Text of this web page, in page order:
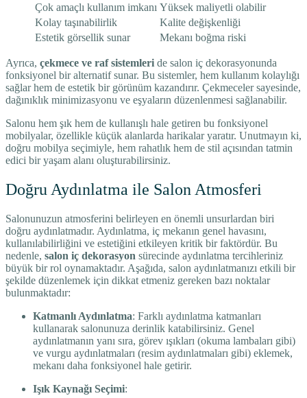
Çok amaçlı kullanım imkanı Yüksek maliyetli olabilir
Kolay taşınabilirlik
Kalite değişkenliği
Estetik görsellik sunar
Mekanı boğma riski
Ayrıca, çekmece ve raf sistemleri de salon iç dekorasyonunda
fonksiyonel bir alternatif sunar. Bu sistemler, hem kullanım kolaylığı
sağlar hem de estetik bir görünüm kazandırır. Çekmeceler sayesinde,
dağınıklık minimizasyonu ve eşyaların düzenlenmesi sağlanabilir.
Salonu hem şık hem de kullanışlı hale getiren bu fonksiyonel
mobilyalar, özellikle küçük alanlarda harikalar yaratır. Unutmayın ki,
doğru mobilya seçimiyle, hem rahatlık hem de stil açısından tatmin
edici bir yaşam alanı oluşturabilirsiniz.
Doğru Aydınlatma ile Salon Atmosferi
Salonunuzun atmosferini belirleyen en önemli unsurlardan biri
doğru aydınlatmadır. Aydınlatma, iç mekanın genel havasını,
kullanılabilirliğini ve estetiğini etkileyen kritik bir faktördür. Bu
nedenle, salon iç dekorasyon sürecinde aydınlatma tercihleriniz
büyük bir rol oynamaktadır. Aşağıda, salon aydınlatmanızı etkili bir
şekilde düzenlemek için dikkat etmeniz gereken bazı noktalar
bulunmaktadır:
Katmanlı Aydınlatma: Farklı aydınlatma katmanları
kullanarak salonunuza derinlik katabilirsiniz. Genel
aydınlatmanın yanı sıra, görev ışıkları (okuma lambaları gibi)
ve vurgu aydınlatmaları (resim aydınlatmaları gibi) eklemek,
mekanı daha fonksiyonel hale getirir.
Işık Kaynağı Seçimi: